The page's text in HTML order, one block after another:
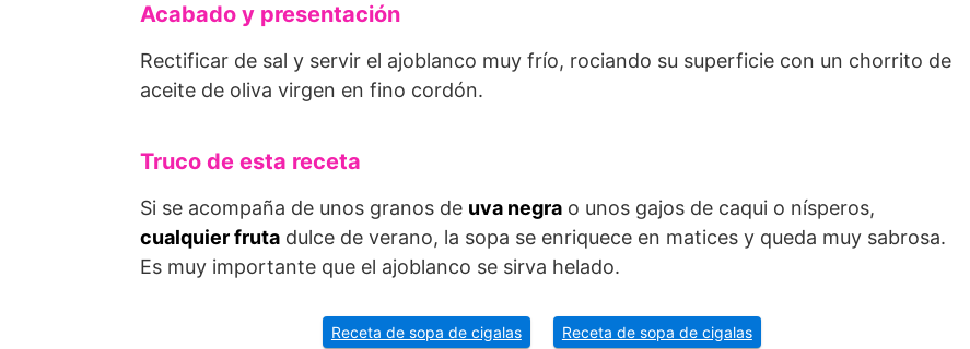
Acabado y presentación
Rectificar de sal y servir el ajoblanco muy frío, rociando su superficie con un chorrito de
aceite de oliva virgen en fino cordón.
Truco de esta receta
Si se acompaña de unos granos de uva negra o unos gajos de caqui o nísperos,
cualquier fruta dulce de verano, la sopa se enriquece en matices y queda muy sabrosa.
Es muy importante que el ajoblanco se sirva helado.
Receta de sopa de cigalas Receta de sopa de cigalas